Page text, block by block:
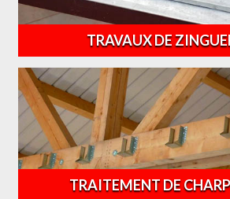
TRAVAUX DE
TRAITEMENT DE